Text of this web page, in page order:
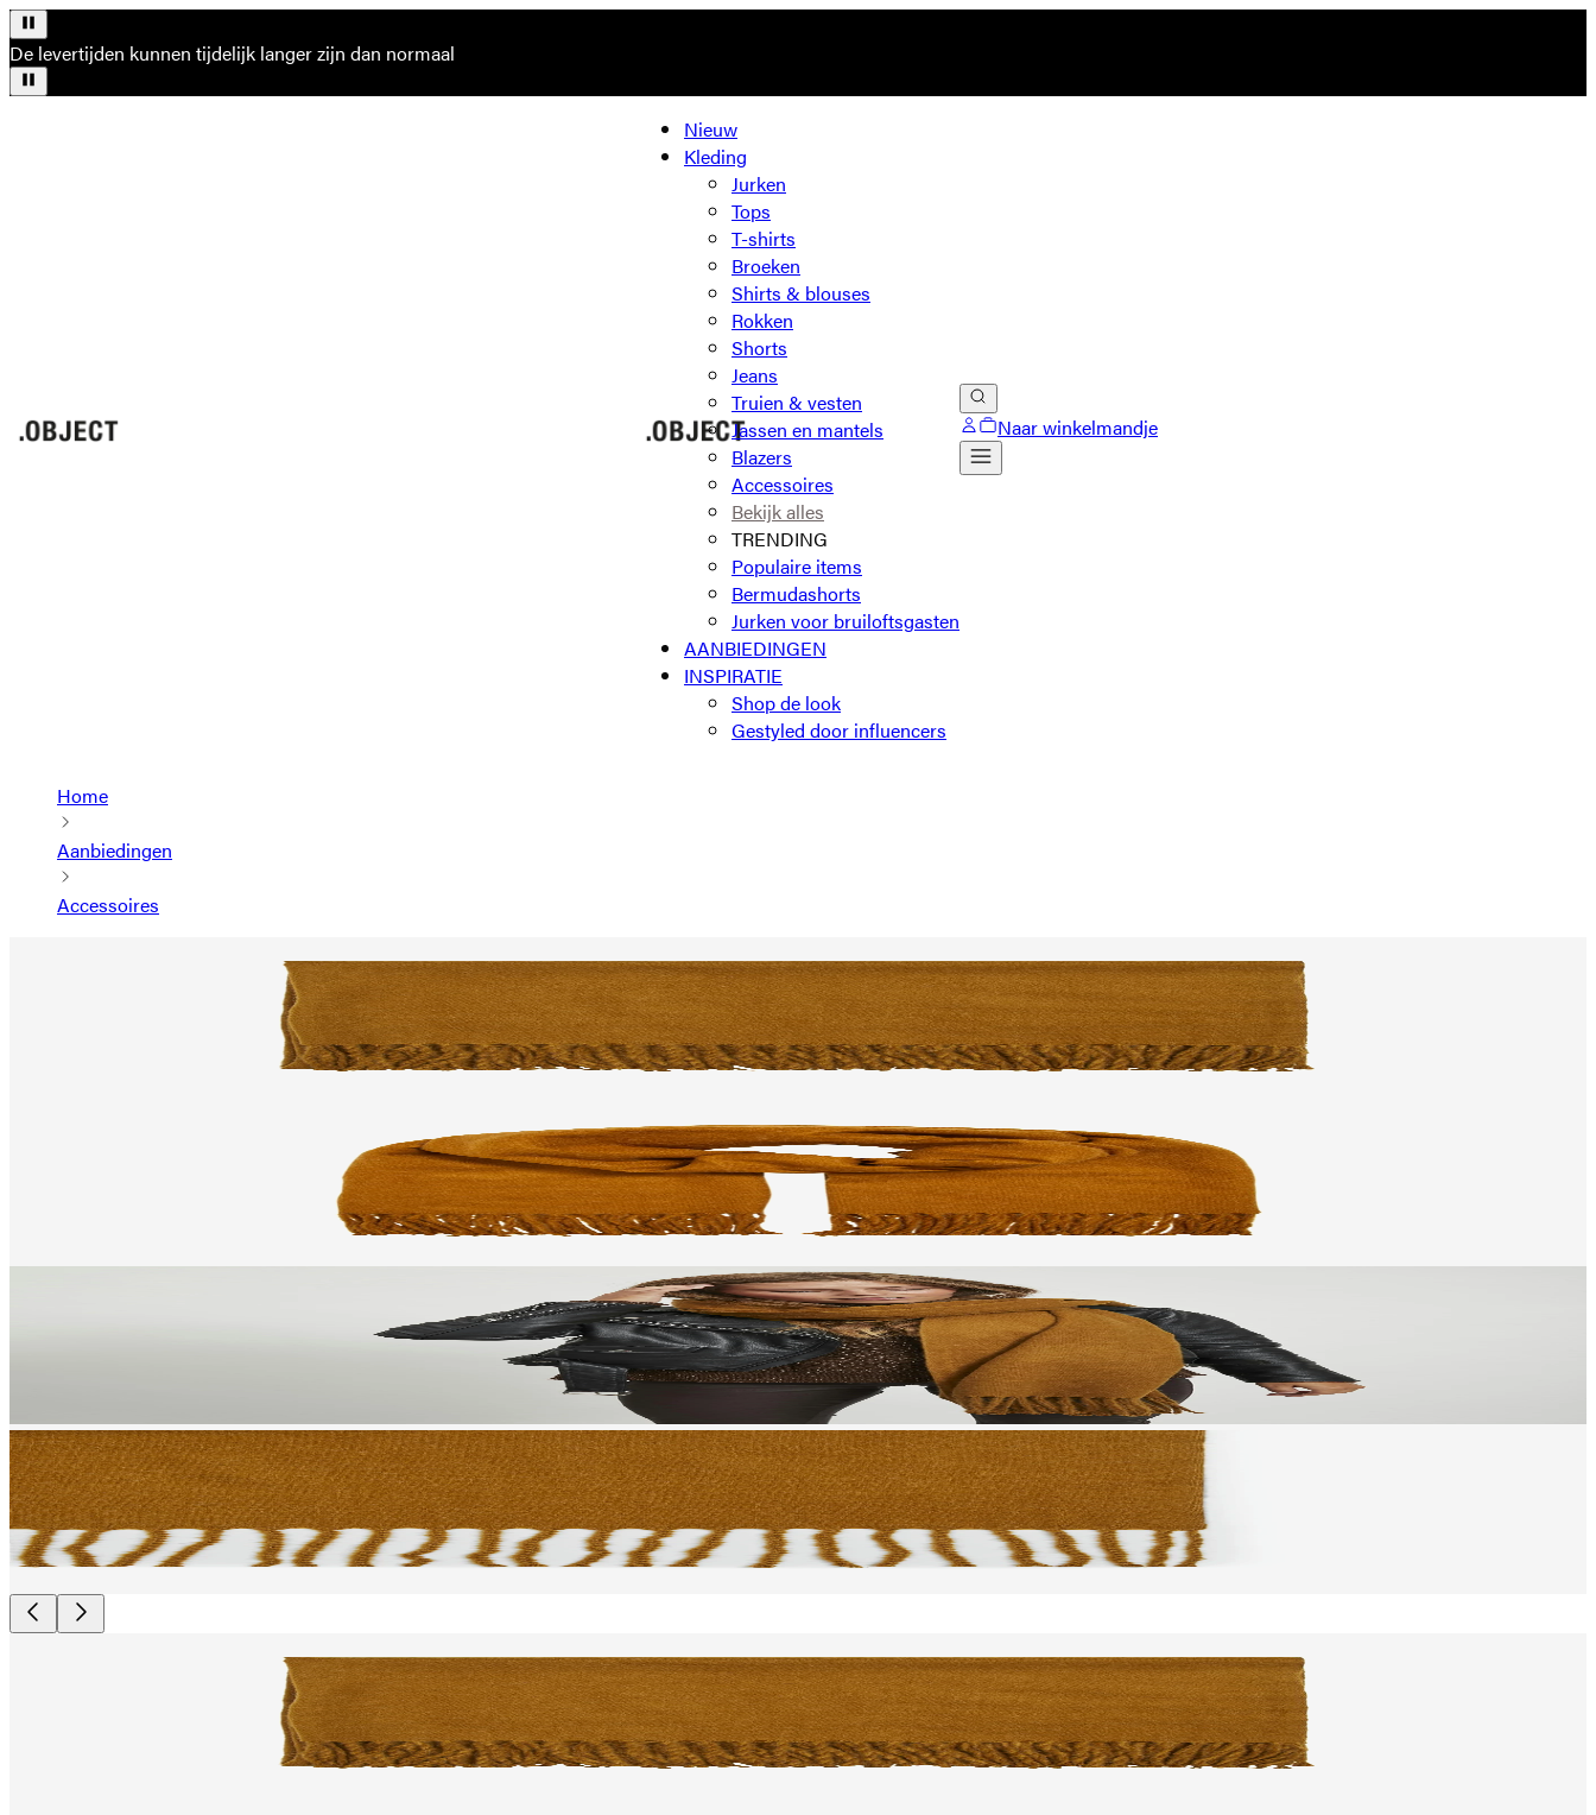
De levertijden kunnen tijdelijk langer zijn dan normaal
Nieuw
Kleding
Jurken
Tops
T-shirts
Broeken
Shirts & blouses
Rokken
Shorts
Jeans
Truien & vesten
Jassen en mantels
Blazers
Accessoires
Bekijk alles
TRENDING
Populaire items
Bermudashorts
Jurken voor bruiloftsgasten
AANBIEDINGEN
INSPIRATIE
Shop de look
Gestyled door influencers
Naar winkelmandje
Home
Aanbiedingen
Accessoires